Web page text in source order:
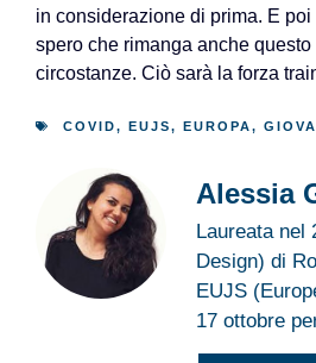
in considerazione di prima. E
spero che rimanga anche
circostanze. Ciò sarà la forza
COVID, EUJS, EUROPA,
Alessia
Laureata nel
Design) di
EUJS
17 ottobre